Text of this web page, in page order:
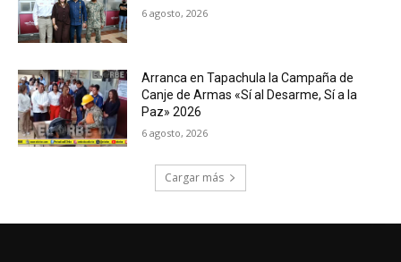
6 agosto, 2026
Arranca en Tapachula la Campaña de
Canje de Armas «Sí al Desarme, Sí a la
Paz» 2026
6 agosto, 2026
Cargar más